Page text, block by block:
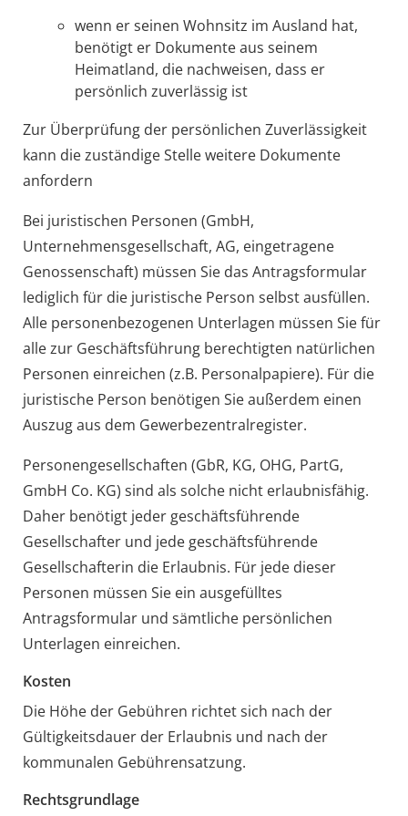
wenn er seinen Wohnsitz im Ausland hat,
benötigt er Dokumente aus seinem
Heimatland, die nachweisen, dass er
persönlich zuverlässig ist
Zur Überprüfung der persönlichen Zuverlässigkeit
kann die zuständige Stelle weitere Dokumente
anfordern
Bei juristischen Personen (GmbH,
Unternehmensgesellschaft, AG, eingetragene
Genossenschaft) müssen Sie das Antragsformular
lediglich für die juristische Person selbst ausfüllen.
Alle personenbezogenen Unterlagen müssen Sie für
alle zur Geschäftsführung berechtigten natürlichen
Personen einreichen (z.B. Personalpapiere). Für die
juristische Person benötigen Sie außerdem einen
Auszug aus dem Gewerbezentralregister.
Personengesellschaften (GbR, KG, OHG, PartG,
GmbH Co. KG) sind als solche nicht erlaubnisfähig.
Daher benötigt jeder geschäftsführende
Gesellschafter und jede geschäftsführende
Gesellschafterin die Erlaubnis. Für jede dieser
Personen müssen Sie ein ausgefülltes
Antragsformular und sämtliche persönlichen
Unterlagen einreichen.
Kosten
Die Höhe der Gebühren richtet sich nach der
Gültigkeitsdauer der Erlaubnis und nach der
kommunalen Gebührensatzung.
Rechtsgrundlage